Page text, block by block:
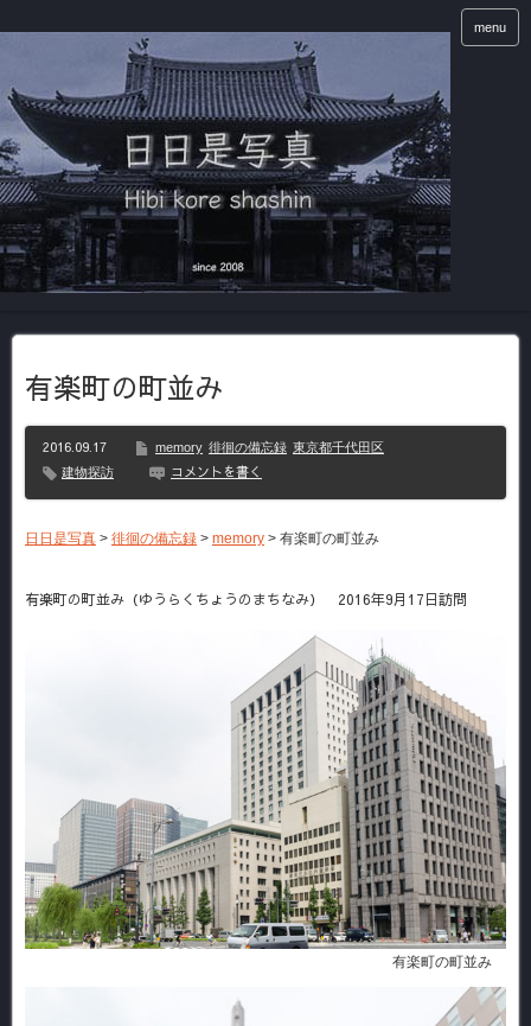
menu
有楽町の町並み
2016.09.17 memory 徘徊の備忘録 東京都千代田区
建物探訪
コメントを書く
日日是写真 > 徘徊の備忘録 > memory > 有楽町の町並み
有楽町の町並み（ゆうらくちょうのまちなみ） 2016年9月17日訪問
有楽町の町並み